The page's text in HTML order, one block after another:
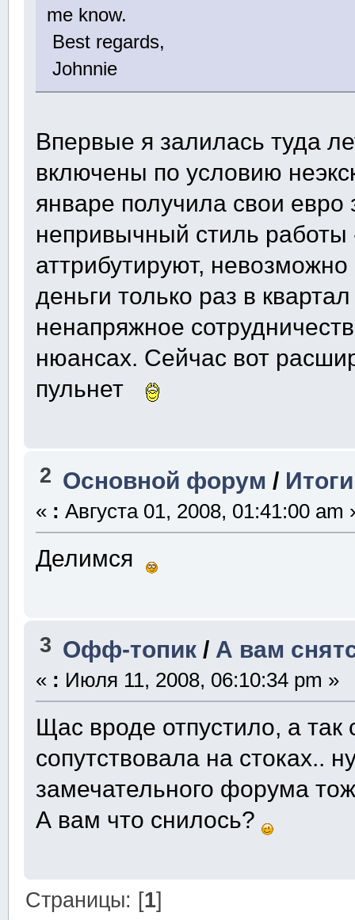
me know.
Best regards,
Johnnie
Впервые я залилась туда
включены по условию
январе получила свои евро
непривычный стиль
аттрибутируют,
деньги только раз в
ненапряжное
нюансах. Сейчас вот
пульнет
2 Основной форум /
« : Августа 01, 2008, 01:41:00 am
Делимся
3 Офф-топик/ А вам
« : Июля 11, 2008, 06:10:34 pm »
Щас вроде отпустило, а
сопутствовала на стоках..
замечательного форума
А вам что снилось?
Страницы: [1]